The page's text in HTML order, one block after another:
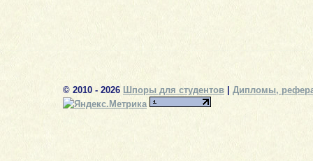
© 2010 - 2026 Шпоры для студентов Дипломы,